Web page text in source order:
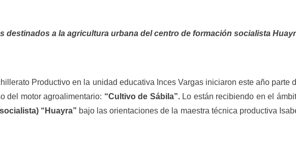
destinados a la agricultura urbana del centro de formación socialista
Productivo en la unidad educativa Inces Vargas iniciaron este año parte
del motor agroalimentario: “Cultivo de Sábila”.Lo están recibiendo en el
“Huayra” bajo las orientaciones de la maestra técnica productiva